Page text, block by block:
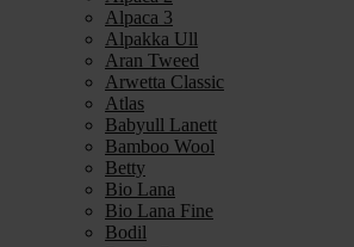
Alpaca 3
Alpakka Ull
Aran Tweed
Arwetta Classic
Atlas
Babyull Lanett
Bamboo Wool
Betty
Bio Lana
Bio Lana Fine
Bodil